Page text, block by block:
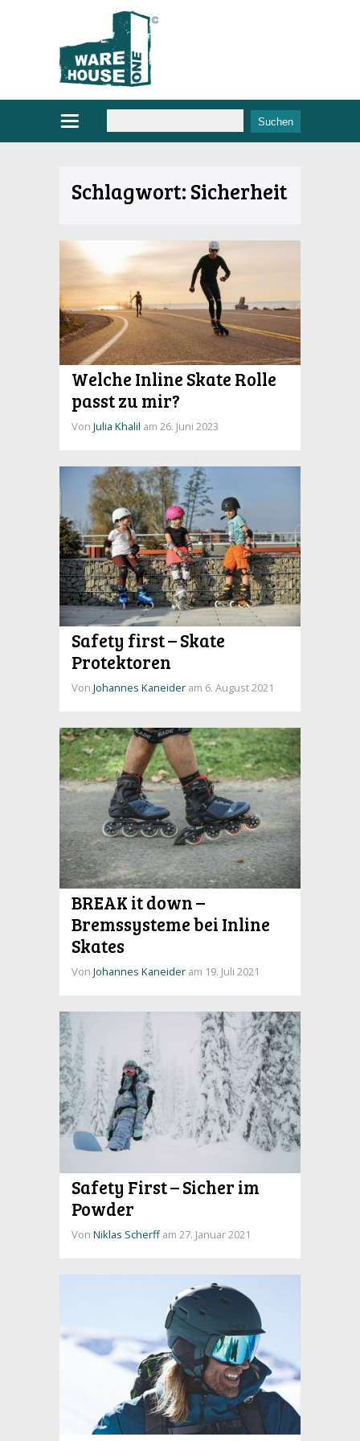
Schlagwort: Sicherheit
Welche Inline Skate Rolle
passt zu mir?
Von Julia Khalil am 26. Juni 2023
Safety first – Skate
Protektoren
Von Johannes Kaneider am 6. August 2021
BREAK it down –
Bremssysteme bei Inline
Skates
Von Johannes Kaneider am 19. Juli 2021
Safety First – Sicher im
Powder
Von Niklas Scherff am 27. Januar 2021